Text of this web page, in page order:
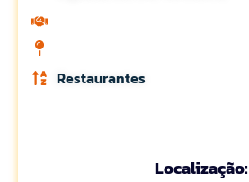
Restaurantes
Localização: